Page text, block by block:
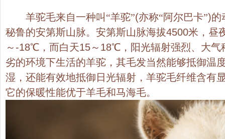
羊驼毛来自一种叫“羊驼”(亦称“阿尔巴卡”)的
秘鲁的安第斯山脉。安第斯山脉海拔4500米，昼
～ -18℃，而白天15～ 18℃，阳光辐射强烈、大气
劣的环境下生活的羊驼，其毛发当然能够抵御温
湿，还能有效地抵御日光辐射，羊驼毛纤维含有
它的保暖性能优于羊毛和马海毛。